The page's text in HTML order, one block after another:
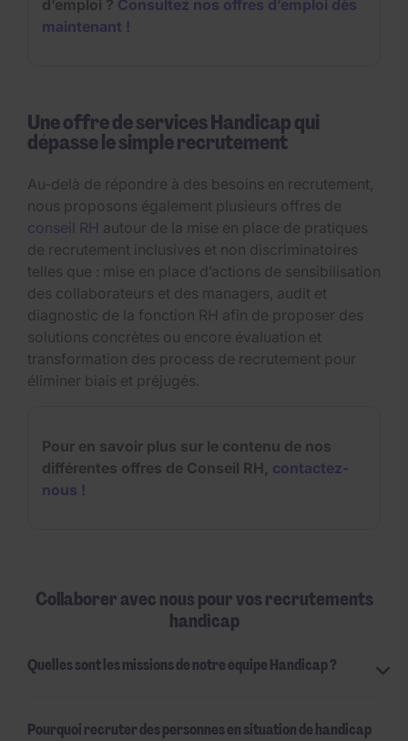
d’emploi ? Consultez nos offres d’emploi dès
maintenant !
Une offre de services Handicap qui
dépasse le simple recrutement
Au-delà de répondre à des besoins en recrutement,
nous proposons également plusieurs offres de
conseil RH autour de la mise en place de pratiques
de recrutement inclusives et non discriminatoires
telles que : mise en place d’actions de sensibilisation
des collaborateurs et des managers, audit et
diagnostic de la fonction RH afin de proposer des
solutions concrètes ou encore évaluation et
transformation des process de recrutement pour
éliminer biais et préjugés.
Pour en savoir plus sur le contenu de nos
différentes offres de Conseil RH, contactez-
nous !
Collaborer avec nous pour vos recrutements
handicap
Quelles sont les missions de notre équipe Handicap ?
Pourquoi recruter des personnes en situation de handicap